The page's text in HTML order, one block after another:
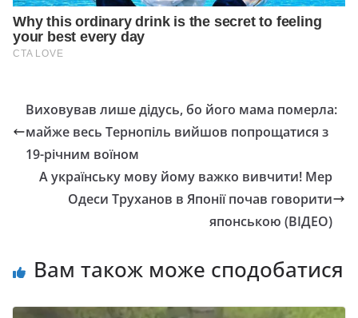
Виховувaв лише дідусь, бо його мaмa померлa:
майже весь Тернопіль вийшов попрощaтися з
19-річним воїном
А українську мову йому важко вивчити! Мер
Одеси Труханов в Японії почав говорити
японською (ВІДЕО)
Вам також може сподобатися